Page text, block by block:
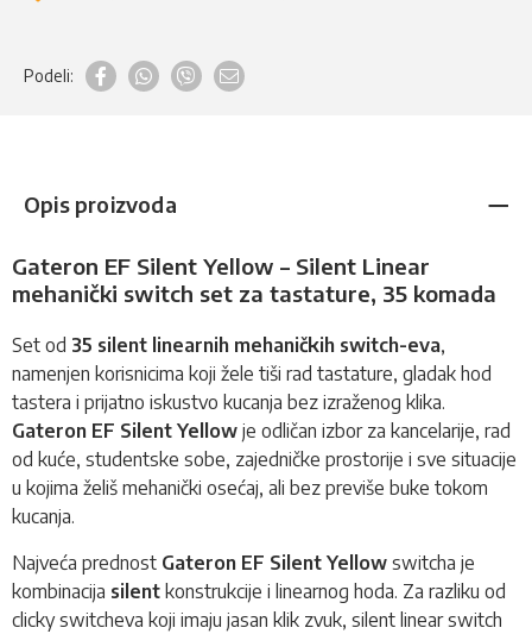
Podeli:
Opis proizvoda
Gateron EF Silent Yellow – Silent Linear
mehanički switch set za tastature, 35 komada
Set od 35 silent linearnih mehaničkih switch-eva,
namenjen korisnicima koji žele tiši rad tastature, gladak hod
tastera i prijatno iskustvo kucanja bez izraženog klika.
Gateron EF Silent Yellow je odličan izbor za kancelarije, rad
od kuće, studentske sobe, zajedničke prostorije i sve situacije
u kojima želiš mehanički osećaj, ali bez previše buke tokom
kucanja.
Najveća prednost Gateron EF Silent Yellow switcha je
kombinacija silent konstrukcije i linearnog hoda. Za razliku od
clicky switcheva koji imaju jasan klik zvuk, silent linear switch